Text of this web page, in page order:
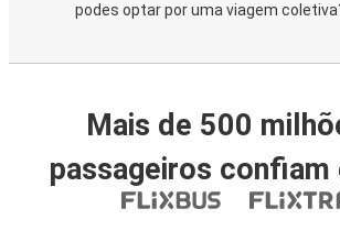
podes optar por uma viagem
Mais de 500
passageiros confiam